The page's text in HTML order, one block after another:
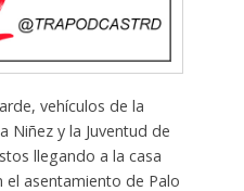
vehículos de la
Niñez y la Juventud de
llegando a la casa
el asentamiento de Palo